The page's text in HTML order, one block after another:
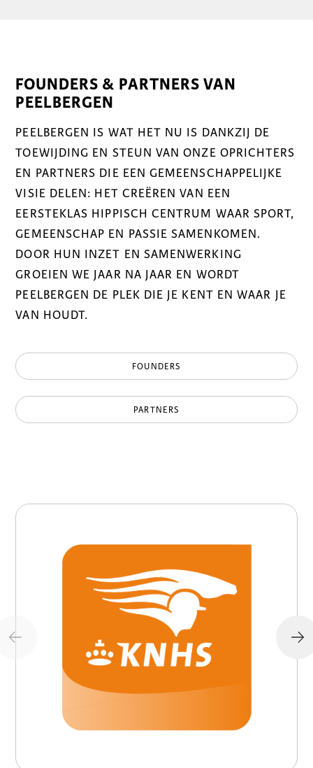
FOUNDERS & PARTNERS VAN
PEELBERGEN
PEELBERGEN IS WAT HET NU IS DANKZIJ DE
TOEWIJDING EN STEUN VAN ONZE OPRICHTERS
EN PARTNERS DIE EEN GEMEENSCHAPPELIJKE
VISIE DELEN: HET CREËREN VAN EEN
EERSTEKLAS HIPPISCH CENTRUM WAAR SPORT,
GEMEENSCHAP EN PASSIE SAMENKOMEN.
DOOR HUN INZET EN SAMENWERKING
GROEIEN WE JAAR NA JAAR EN WORDT
PEELBERGEN DE PLEK DIE JE KENT EN WAAR JE
VAN HOUDT.
FOUNDERS
PARTNERS